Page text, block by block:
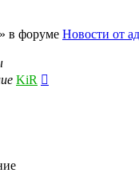
» в форуме Новости от
KiR